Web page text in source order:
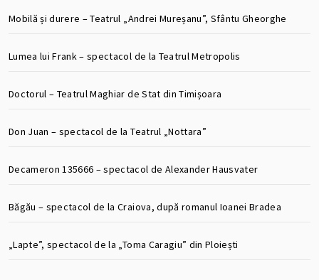
Mobilă și durere – Teatrul „Andrei Mureșanu”, Sfântu Gheorghe
Lumea lui Frank – spectacol de la Teatrul Metropolis
Doctorul – Teatrul Maghiar de Stat din Timișoara
Don Juan – spectacol de la Teatrul „Nottara”
Decameron 135666 – spectacol de Alexander Hausvater
Băgău – spectacol de la Craiova, după romanul Ioanei Bradea
„Lapte”, spectacol de la „Toma Caragiu” din Ploiești